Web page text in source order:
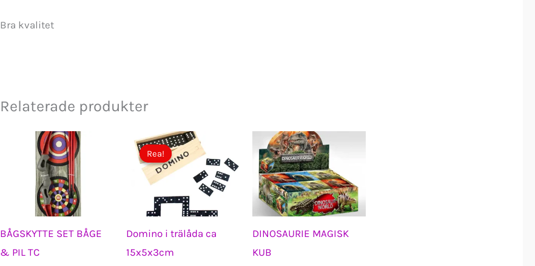
Bra kvalitet
Relaterade produkter
BÅGSKYTTE SET BÅGE
& PIL TC
Rea!
Rea!
Domino i trälåda ca
15x5x3cm
DINOSAURIE MAGISK
KUB